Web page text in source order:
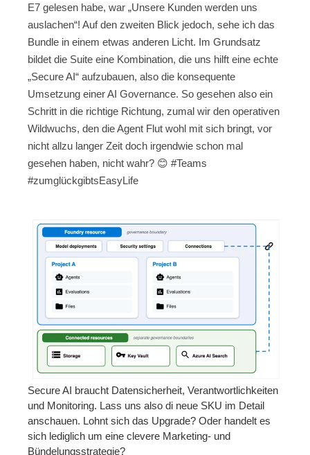
E7 gelesen habe, war „Unsere Kunden werden uns
auslachen“! Auf den zweiten Blick jedoch, sehe ich das
Bundle in einem etwas anderen Licht. Im Grundsatz
bildet die Suite eine Kombination, die uns hilft eine echte
„Secure AI“ aufzubauen, also die konsequente
Umsetzung einer AI Governance. So gesehen also ein
Schritt in die richtige Richtung, zumal wir den operativen
Wildwuchs, den die Agent Flut wohl mit sich bringt, vor
nicht allzu langer Zeit doch irgendwie schon mal
gesehen haben, nicht wahr? 😊 #Teams
#zumglückgibtsEasyLife
Secure AI braucht Datensicherheit, Verantwortlichkeiten
und Monitoring. Lass uns also di neue SKU im Detail
anschauen. Lohnt sich das Upgrade? Oder handelt es
sich lediglich um eine clevere Marketing- und
Bündelungsstrategie?